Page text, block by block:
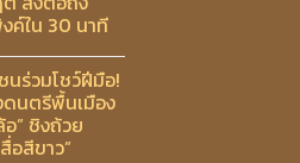
ค์ใน 30 นาที
นร่วมโชว์ฝีมือ!
นตรีพื้นเมือง
อ” ชิงถ้วย
อสีขาว”